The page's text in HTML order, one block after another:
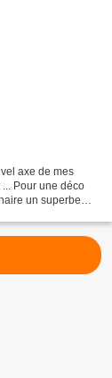
axe de mes
Pour une déco
un superbe